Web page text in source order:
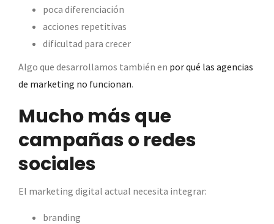
poca diferenciación
acciones repetitivas
dificultad para crecer
Algo que desarrollamos también en por qué las agencias
de marketing no funcionan.
Mucho más que
campañas o redes
sociales
El marketing digital actual necesita integrar:
branding